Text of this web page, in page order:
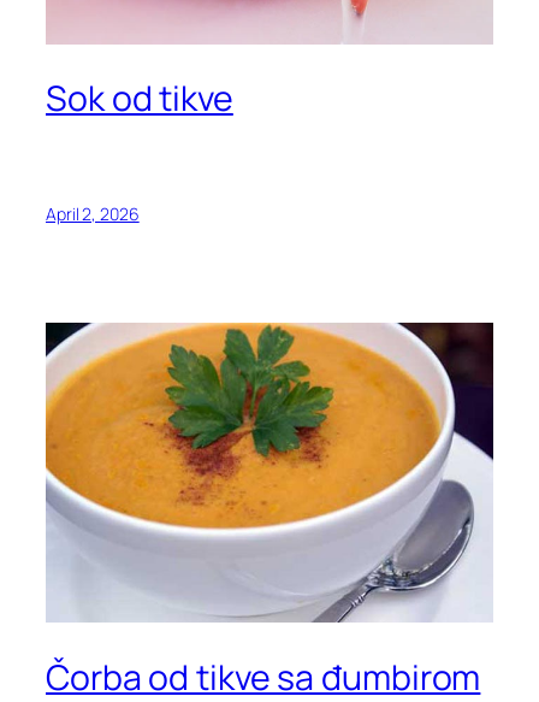
Sok od tikve
April 2, 2026
Čorba od tikve sa đumbirom